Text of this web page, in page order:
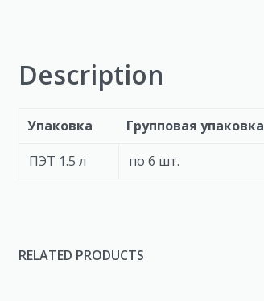
Description
Упаковка Групповая упаковка
ПЭТ 1.5 л
по 6 шт.
RELATED PRODUCTS